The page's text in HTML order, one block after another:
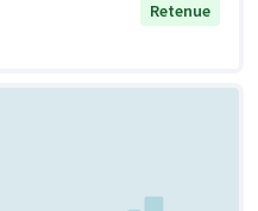
Retenue